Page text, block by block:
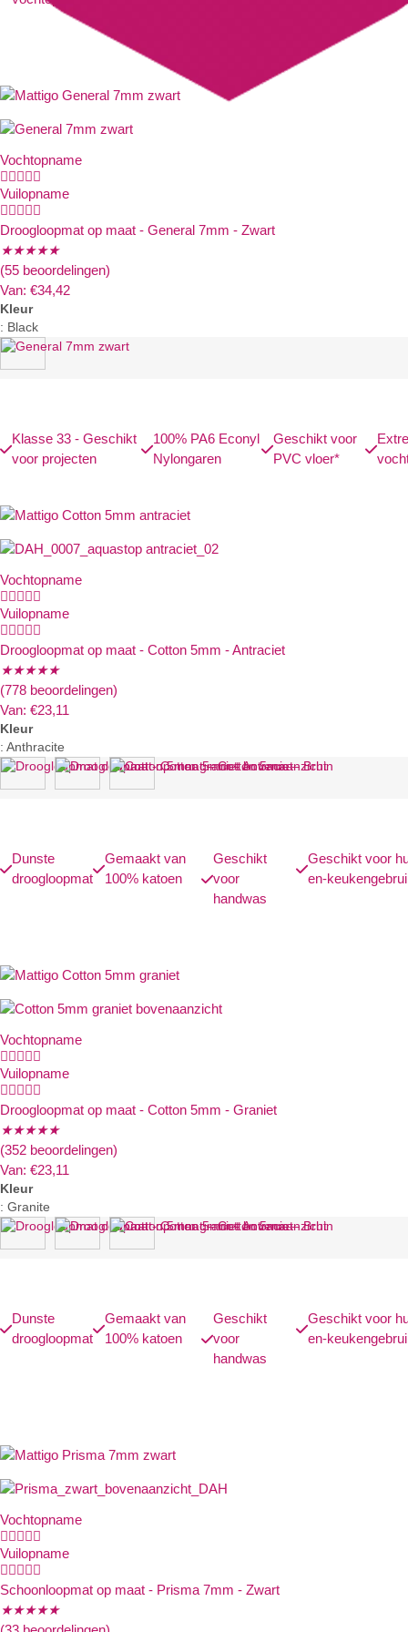
Vochtopname

Vuilopname

Droogloopmat op maat - General 7mm - Zwart
★★★★★
(55 beoordelingen)
Van: €34,42
Kleur
: Black
Klasse 33 - Geschikt
voor projecten
100% PA6 Econyl
Nylongaren
Geschikt voor
PVC vloer*
Vochtopname

Vuilopname

Droogloopmat op maat - Cotton 5mm - Antraciet
★★★★★
(778 beoordelingen)
Van: €23,11
Kleur
: Anthracite
Dunste
droogloopmat
Gemaakt van
100% katoen
Geschikt
voor
handwas
Geschikt voor
en-
Vochtopname

Vuilopname

Droogloopmat op maat - Cotton 5mm - Graniet
★★★★★
(352 beoordelingen)
Van: €23,11
Kleur
: Granite
Dunste
droogloopmat
Gemaakt van
100% katoen
Geschikt
voor
handwas
Geschikt voor
en-
Vochtopname

Vuilopname

Schoonloopmat op maat - Prisma 7mm - Zwart
★★★★★